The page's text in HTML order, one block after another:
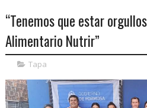
“Tenemos que estar
Alimentario Nutrir”
Tapa